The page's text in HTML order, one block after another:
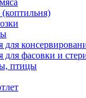
для
для фасовки и
птицы